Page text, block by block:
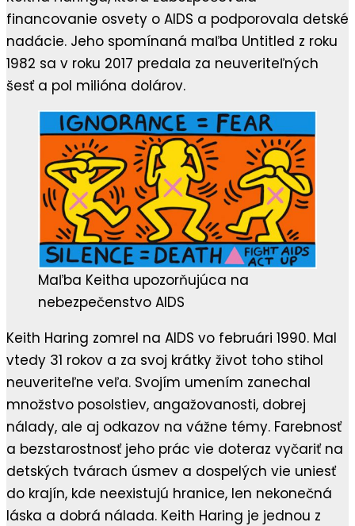
financovanie osvety o AIDS a podporovala detské
nadácie. Jeho spomínaná maľba Untitled z roku
1982 sa v roku 2017 predala za neuveriteľných
šesť a pol milióna dolárov.
Maľba Keitha upozorňujúca na
nebezpečenstvo AIDS
Keith Haring zomrel na AIDS vo februári 1990. Mal
vtedy 31 rokov a za svoj krátky život toho stihol
neuveriteľne veľa. Svojím umením zanechal
množstvo posolstiev, angažovanosti, dobrej
nálady, ale aj odkazov na vážne témy. Farebnosť
a bezstarostnosť jeho prác vie doteraz vyčariť na
detských tvárach úsmev a dospelých vie uniesť
do krajín, kde neexistujú hranice, len nekonečná
láska a dobrá nálada. Keith Haring je jednou z